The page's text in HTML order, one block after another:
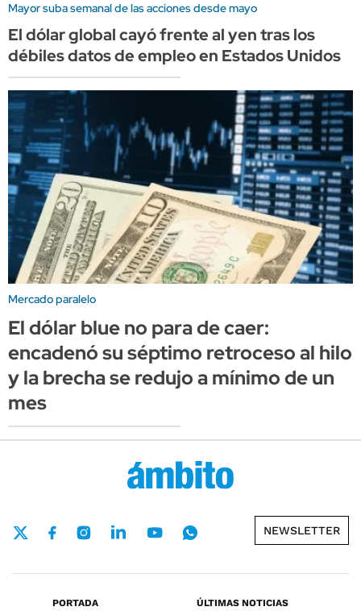
Mayor suba semanal de las acciones desde mayo
El dólar global cayó frente al yen tras los
débiles datos de empleo en Estados Unidos
Mercado paralelo
El dólar blue no para de caer:
encadenó su séptimo retroceso al hilo
y la brecha se redujo a mínimo de un
mes
NEWSLETTER
PORTADA
ÚLTIMAS NOTICIAS